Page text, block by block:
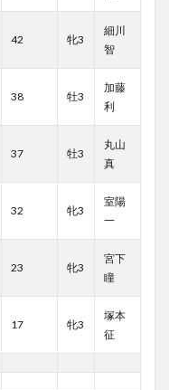
42 牝3
細川
智
38 牡3
加藤
利
37 牡3
丸山
真
32 牝3
室陽
一
23 牝3
宮下
瞳
17 牝3
塚本
征